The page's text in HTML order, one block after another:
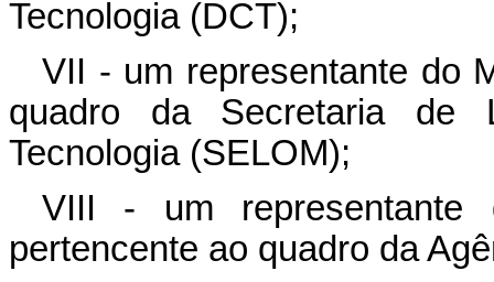
Tecnologia (DCT);
VII - um representante do
quadro da Secretaria de
Tecnologia (SELOM);
VIII - um representante
pertencente ao quadro da